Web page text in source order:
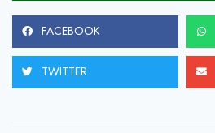
FACEBOOK
TWITTER